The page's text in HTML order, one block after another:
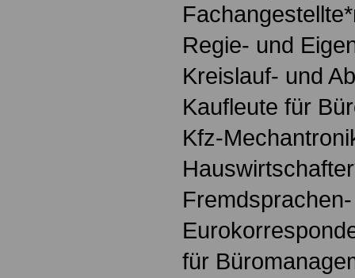
Regie- und
Kreislauf- und
Kaufleute für
Kfz-
Fremdsprachen-
für